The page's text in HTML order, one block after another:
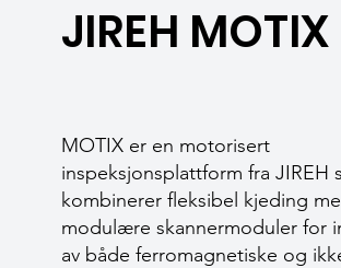
JIREH MOTIX
MOTIX er en motorisert
inspeksjonsplattform fra JIREH
kombinerer fleksibel kjeding
modulære skannermoduler for
av både ferromagnetiske og